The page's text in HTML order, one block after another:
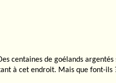
centaines de goélands argentés
à cet endroit. Mais que font-ils